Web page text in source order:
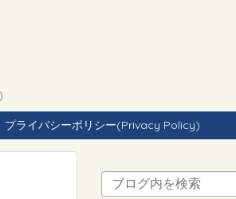
プライバシーポリシー(Privacy Policy)